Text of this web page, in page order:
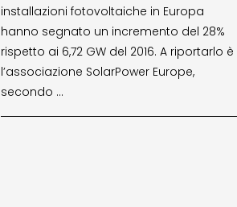
installazioni fotovoltaiche in Europa
hanno segnato un incremento del 28%
rispetto ai 6,72 GW del 2016. A riportarlo è
l’associazione SolarPower Europe,
secondo …